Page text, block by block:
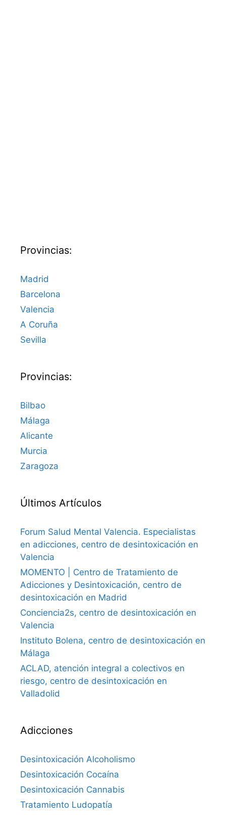
Provincias:
Madrid
Barcelona
Valencia
A Coruña
Sevilla
Provincias:
Bilbao
Málaga
Alicante
Murcia
Zaragoza
Últimos Artículos
Forum Salud Mental Valencia. Especialistas
en adicciones, centro de desintoxicación en
Valencia
MOMENTO | Centro de Tratamiento de
Adicciones y Desintoxicación, centro de
desintoxicación en Madrid
Conciencia2s, centro de desintoxicación en
Valencia
Instituto Bolena, centro de desintoxicación en
Málaga
ACLAD, atención integral a colectivos en
riesgo, centro de desintoxicación en
Valladolid
Adicciones
Desintoxicación Alcoholismo
Desintoxicación Cocaína
Desintoxicación Cannabis
Tratamiento Ludopatía